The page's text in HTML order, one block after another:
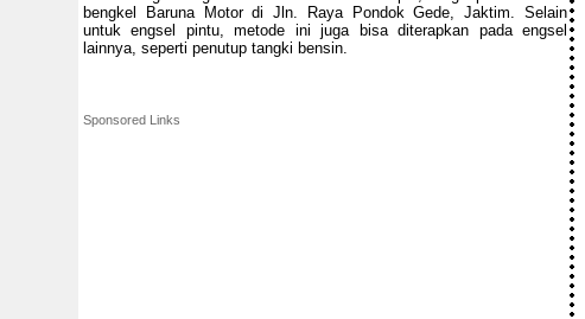
bengkel Baruna Motor di Jln. Raya Pondok Gede, Jaktim. Selain
untuk engsel pintu, metode ini juga bisa diterapkan pada engsel
lainnya, seperti penutup tangki bensin.
Sponsored Links